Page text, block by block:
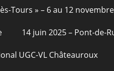
Tours » – 6 au 12
14 juin 2025 – Pont-de-
UGC-VL Châteauroux